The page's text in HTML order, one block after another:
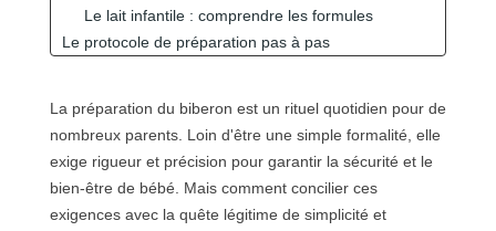
Le lait infantile : comprendre les formules
Le protocole de préparation pas à pas
Pourquoi chauffer le biberon ?
Les méthodes de chauffage traditionnelles et
leurs limites
La préparation du biberon est un rituel quotidien pour de
nombreux parents. Loin d'être une simple formalité, elle
exige rigueur et précision pour garantir la sécurité et le
bien-être de bébé. Mais comment concilier ces
exigences avec la quête légitime de simplicité et